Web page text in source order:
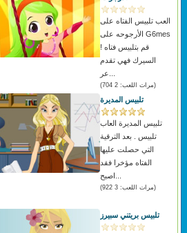
العب تلبيس الفتاه على
الأرجوحه على G6mes
! قم بتلبيس فتاه
السيرك فهي تقدم
(مرات اللعب: 2 704)
تلبيس المديرة
تلبيس المديرة العاب
تلبيس . بعد الترقية
التي حصلت عليها
الفتاه مؤخرا فقد
(مرات اللعب: 3 922)
تلبيس بريتني سبيرز